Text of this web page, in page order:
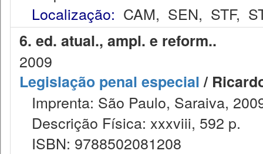
Localização: CAM, SEN, STF,
6. ed. atual., ampl. e reform..
2009
Legislação penal especial/
Imprenta: São Paulo, Saraiva,
Descrição Física: xxxviii, 592 p.
ISBN: 9788502081208